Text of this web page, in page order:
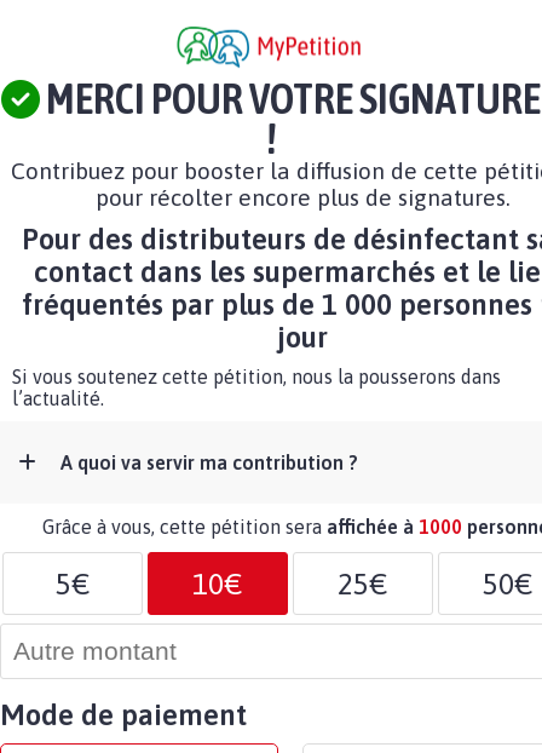
MERCI POUR VOTRE SIGNATURE
!
Contribuez pour booster la diffusion de cette
pour récolter encore plus de signatures.
Pour des distributeurs de désinfectant
contact dans les supermarchés et le
fréquentés par plus de 1 000 personnes
jour
Si vous soutenez cette pétition, nous la pousserons dans
l’actualité.
A quoi va servir ma contribution ?
Grâce à vous, cette pétition sera affichée à 1000
5€ 10€ 25€ 50€
Mode de paiement